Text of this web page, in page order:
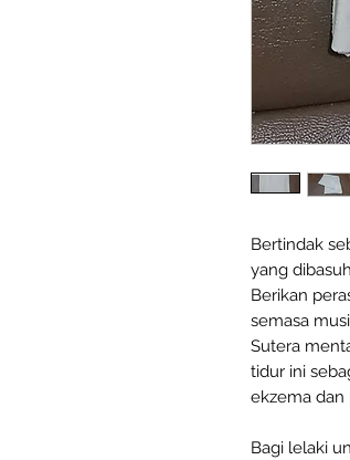
Bertindak
yang
Berikan
semasa
Sutera
tidur ini
ekzema dan
Bagi lelaki